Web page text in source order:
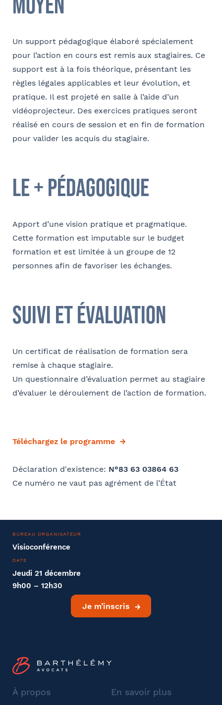
Un support pédagogique élaboré spécialement
pour l’action en cours est remis aux stagiaires. Ce
support est à la fois théorique, présentant les
règles légales applicables et leur évolution, et
pratique. Il est projeté en salle à l’aide d’un
vidéoprojecteur. Des exercices pratiques seront
réalisé en cours de session et en fin de formation
pour valider les acquis du stagiaire.
le + pédagogique
Apport d’une vision pratique et pragmatique.
Cette formation est imputable sur le budget
formation et est limitée à un groupe de 12
personnes afin de favoriser les échanges.
suivi et évaluation
Un certificat de réalisation de formation sera
remise à chaque stagiaire.
Un questionnaire d’évaluation permet au stagiaire
d’évaluer le déroulement de l’action de formation.
Téléchargez le programme
Déclaration d'existence: N°83 63 03864 63
Ce numéro ne vaut pas agrément de l’État
BUREAU ORGANISATEUR
Visioconférence
DATE
Jeudi 21 décembre
9h00 – 12h30
Je m’inscris
À propos En savoir plus